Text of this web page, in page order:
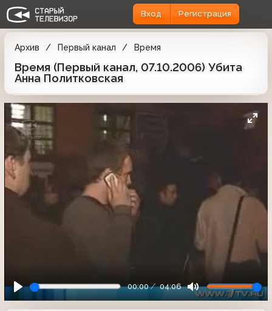
Вход Регистрация
Архив Первый канал Время
Время (Первый канал, 07.10.2006) Убита
Анна Политковская
00:00 04:06